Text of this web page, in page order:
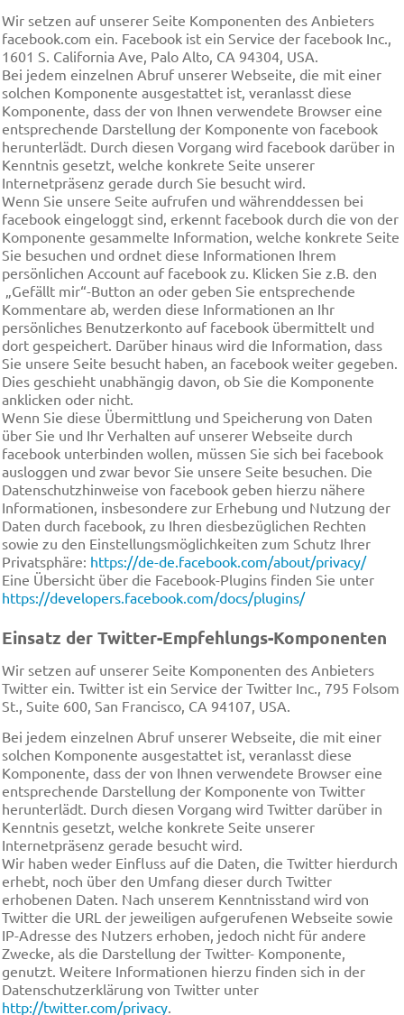
Wir setzen auf unserer Seite Komponenten des Anbieters
facebook.com ein. Facebook ist ein Service der facebook Inc.,
1601 S. California Ave, Palo Alto, CA 94304, USA.
Bei jedem einzelnen Abruf unserer Webseite, die mit einer
solchen Komponente ausgestattet ist, veranlasst diese
Komponente, dass der von Ihnen verwendete Browser eine
entsprechende Darstellung der Komponente von facebook
herunterlädt. Durch diesen Vorgang wird facebook darüber in
Kenntnis gesetzt, welche konkrete Seite unserer
Internetpräsenz gerade durch Sie besucht wird.
Wenn Sie unsere Seite aufrufen und währenddessen bei
facebook eingeloggt sind, erkennt facebook durch die von der
Komponente gesammelte Information, welche konkrete Seite
Sie besuchen und ordnet diese Informationen Ihrem
persönlichen Account auf facebook zu. Klicken Sie z.B. den
„Gefällt mir“-Button an oder geben Sie entsprechende
Kommentare ab, werden diese Informationen an Ihr
persönliches Benutzerkonto auf facebook übermittelt und
dort gespeichert. Darüber hinaus wird die Information, dass
Sie unsere Seite besucht haben, an facebook weiter gegeben.
Dies geschieht unabhängig davon, ob Sie die Komponente
anklicken oder nicht.
Wenn Sie diese Übermittlung und Speicherung von Daten
über Sie und Ihr Verhalten auf unserer Webseite durch
facebook unterbinden wollen, müssen Sie sich bei facebook
ausloggen und zwar bevor Sie unsere Seite besuchen. Die
Datenschutzhinweise von facebook geben hierzu nähere
Informationen, insbesondere zur Erhebung und Nutzung der
Daten durch facebook, zu Ihren diesbezüglichen Rechten
sowie zu den Einstellungsmöglichkeiten zum Schutz Ihrer
Privatsphäre: https://de-de.facebook.com/about/privacy/
Eine Übersicht über die Facebook-Plugins finden Sie unter
https://developers.facebook.com/docs/plugins/
Einsatz der Twitter-Empfehlungs-Komponenten
Wir setzen auf unserer Seite Komponenten des Anbieters
Twitter ein. Twitter ist ein Service der Twitter Inc., 795 Folsom
St., Suite 600, San Francisco, CA 94107, USA.
Bei jedem einzelnen Abruf unserer Webseite, die mit einer
solchen Komponente ausgestattet ist, veranlasst diese
Komponente, dass der von Ihnen verwendete Browser eine
entsprechende Darstellung der Komponente von Twitter
herunterlädt. Durch diesen Vorgang wird Twitter darüber in
Kenntnis gesetzt, welche konkrete Seite unserer
Internetpräsenz gerade besucht wird.
Wir haben weder Einfluss auf die Daten, die Twitter hierdurch
erhebt, noch über den Umfang dieser durch Twitter
erhobenen Daten. Nach unserem Kenntnisstand wird von
Twitter die URL der jeweiligen aufgerufenen Webseite sowie
IP-Adresse des Nutzers erhoben, jedoch nicht für andere
Zwecke, als die Darstellung der Twitter- Komponente,
genutzt. Weitere Informationen hierzu finden sich in der
Datenschutzerklärung von Twitter unter
http://twitter.com/privacy